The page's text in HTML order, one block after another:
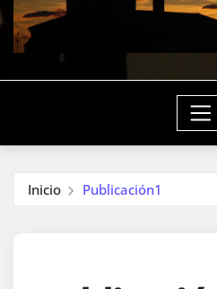
Inicio Publicación1